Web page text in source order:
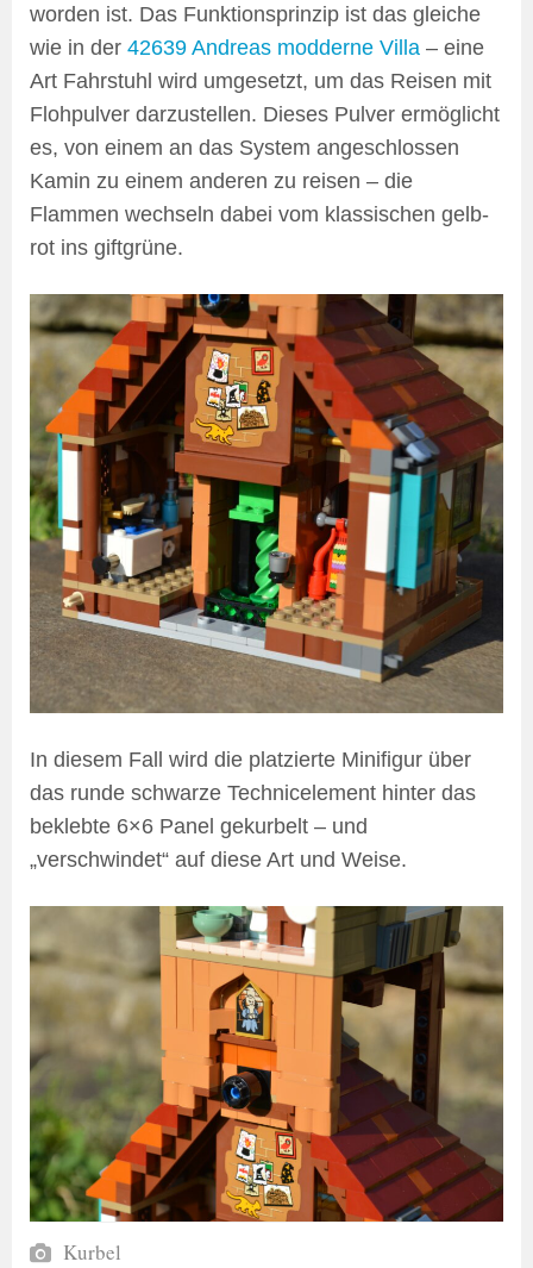
worden ist. Das Funktionsprinzip ist das gleiche
wie in der 42639 Andreas modderne Villa – eine
Art Fahrstuhl wird umgesetzt, um das Reisen mit
Flohpulver darzustellen. Dieses Pulver ermöglicht
es, von einem an das System angeschlossen
Kamin zu einem anderen zu reisen – die
Flammen wechseln dabei vom klassischen gelb-
rot ins giftgrüne.
In diesem Fall wird die platzierte Minifigur über
das runde schwarze Technicelement hinter das
beklebte 6×6 Panel gekurbelt – und
„verschwindet“ auf diese Art und Weise.
Kurbel